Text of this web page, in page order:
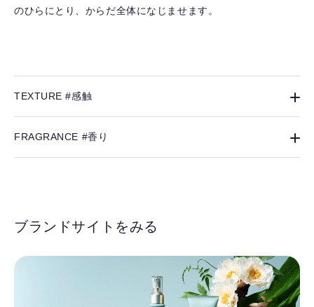
のひらにとり、からだ全体になじませます。
TEXTURE #感触
FRAGRANCE #香り
ブランドサイトをみる